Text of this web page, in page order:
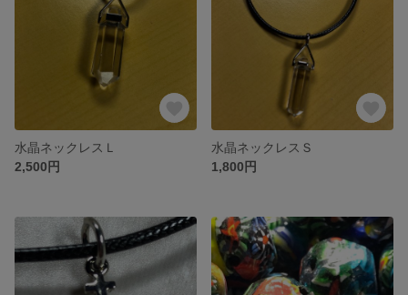
水晶ネックレスＬ
2,500円
水晶ネックレスＳ
1,800円